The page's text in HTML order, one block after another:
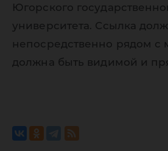
Югорского
университета. Ссылка
непосредственно рядом с
должна быть видимой и